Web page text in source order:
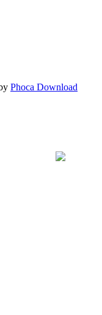
Phoca Download